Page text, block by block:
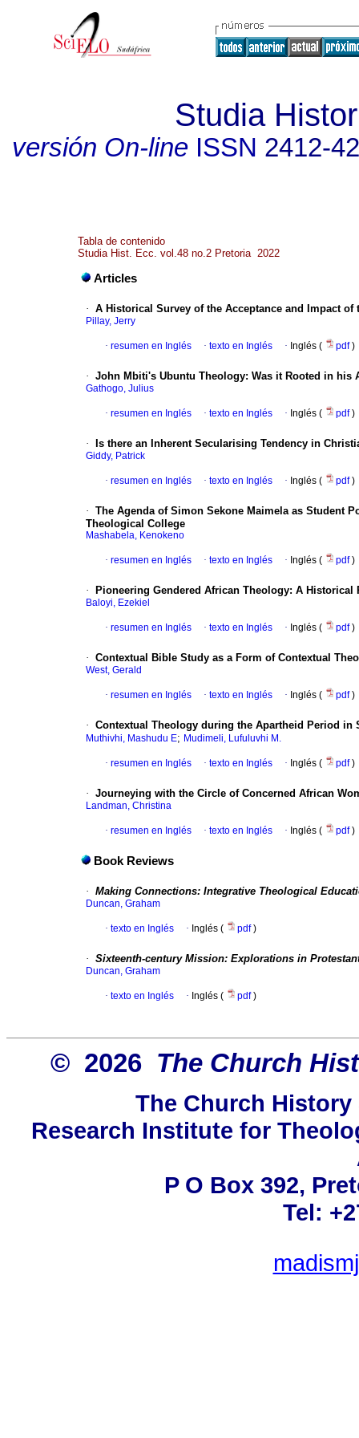
Studia
versión On-lineISSN 2412-
Tabla de contenido
Studia Hist. Ecc. vol.48 no.2 Pretoria 2022
Articles
· A Historical Survey of the Acceptance and Impact of
Pillay, Jerry
· resumen en Inglés · texto en Inglés · Inglés ( pdf)
· John Mbiti's Ubuntu Theology: Was it Rooted in his
Gathogo, Julius
· resumen en Inglés · texto en Inglés · Inglés ( pdf)
· Is there an Inherent Secularising Tendency in
Giddy, Patrick
· resumen en Inglés · texto en Inglés · Inglés ( pdf)
· The Agenda of Simon Sekone Maimela as Student
Theological College
Mashabela, Kenokeno
· resumen en Inglés · texto en Inglés · Inglés ( pdf)
· Pioneering Gendered African Theology: A
Baloyi, Ezekiel
· resumen en Inglés · texto en Inglés · Inglés ( pdf)
· Contextual Bible Study as a Form of Contextual
West, Gerald
· resumen en Inglés · texto en Inglés · Inglés ( pdf)
· Contextual Theology during the Apartheid Period in
Muthivhi, Mashudu E; Mudimeli, Lufuluvhi M.
· resumen en Inglés · texto en Inglés · Inglés ( pdf)
· Journeying with the Circle of Concerned African
Landman, Christina
· resumen en Inglés · texto en Inglés · Inglés ( pdf)
Book Reviews
· Making Connections: Integrative Theological
Duncan, Graham
· texto en Inglés · Inglés ( pdf)
· Sixteenth-century Mission: Explorations in
Duncan, Graham
· texto en Inglés · Inglés ( pdf)
© 2026 The Church
The Church
Research Institute for
P O Box 392,
Tel: